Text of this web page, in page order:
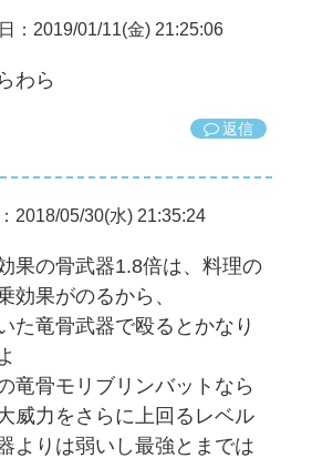
：2019/01/11(金) 21:25:06
わら
返信
2018/05/30(水) 21:35:24
果の骨武器1.8倍は、料理の
効果がのるから、
た竜骨武器で殴るとかなり
竜骨モリブリンバットなら
威力をさらに上回るレベル
よりは弱いし最強とまでは